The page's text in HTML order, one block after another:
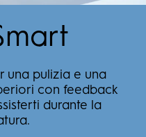
una pulizia e una
con feedback
durante la